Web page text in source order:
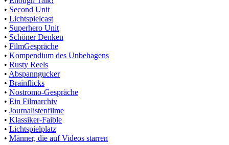
• Second Unit
• Lichtspielcast
• Superhero Unit
• Schöner Denken
• FilmGespräche
• Kompendium des Unbehagens
• Rusty Reels
• Abspanngucker
• Brainflicks
• Nostromo-Gespräche
• Ein Filmarchiv
• Journalistenfilme
• Klassiker-Faible
• Lichtspielplatz
• Männer, die auf Videos starren